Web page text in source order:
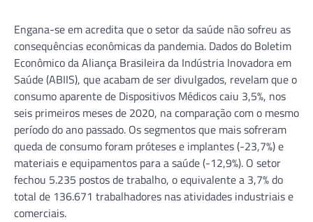
Engana-se em acredita que o setor da saúde não sofreu as
consequências econômicas da pandemia. Dados do Boletim
Econômico da Aliança Brasileira da Indústria Inovadora em
Saúde (ABIIS), que acabam de ser divulgados, revelam que o
consumo aparente de Dispositivos Médicos caiu 3,5%, nos
seis primeiros meses de 2020, na comparação com o mesmo
período do ano passado. Os segmentos que mais sofreram
queda de consumo foram próteses e implantes (-23,7%) e
materiais e equipamentos para a saúde (-12,9%). O setor
fechou 5.235 postos de trabalho, o equivalente a 3,7% do
total de 136.671 trabalhadores nas atividades industriais e
comerciais.